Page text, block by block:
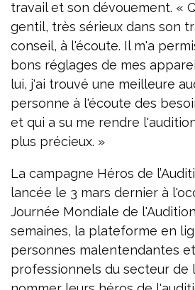
travail et son dévouement. «
gentil, très sérieux dans son
conseil, à l'écoute. Il m'a
bons réglages de mes
lui, j'ai trouvé une meilleure
personne à l'écoute des
et qui a su me rendre
plus précieux. »
La campagne Héros de
lancée le 3 mars dernier à
Journée Mondiale de
semaines, la plateforme en
personnes malentendantes
professionnels du secteur de